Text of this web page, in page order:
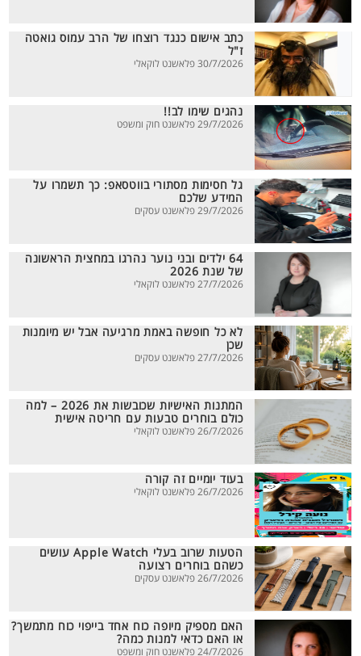
כתב אישום כנגד רוצחו של הרב עמוס גואטה
ז"ל
30/7/2026 פלאשנט לוקאלי
נהגים שימו לב!!
29/7/2026 פלאשנט חוק ומשפט
גל חסימות מסתורי בווטסאפ: כך תשמרו על
המידע שלכם
29/7/2026 פלאשנט עסקים
64 ילדים ובני נוער נהרגו במחצית הראשונה
של שנת 2026
27/7/2026 פלאשנט לוקאלי
לא כל חופשה באמת מרגיעה אבל יש מיומנות
שכן
27/7/2026 פלאשנט עסקים
המתנות האישיות שכובשות את 2026 – למה
כולם בוחרים טבעות עם חריטה אישית
26/7/2026 פלאשנט לוקאלי
בעוד יומיים זה קורה
26/7/2026 פלאשנט לוקאלי
הטעות שרוב בעלי Apple Watch עושים
כשהם בוחרים רצועה
26/7/2026 פלאשנט עסקים
האם מספיק מיופה כוח אחד בייפוי כוח מתמשך?
או האם כדאי למנות כמה?
24/7/2026 פלאשנט חוק ומשפט